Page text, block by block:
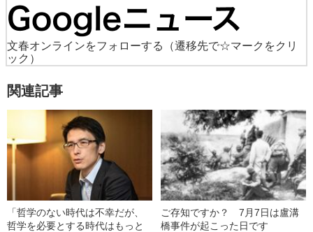
文春オンラインをフォローする
（遷移先で☆マークをクリ
ック）
関連記事
「哲学のない時代は不幸だが、
哲学を必要とする時代はもっと
ご存知ですか？ 7月7日は盧溝
橋事件が起こった日です